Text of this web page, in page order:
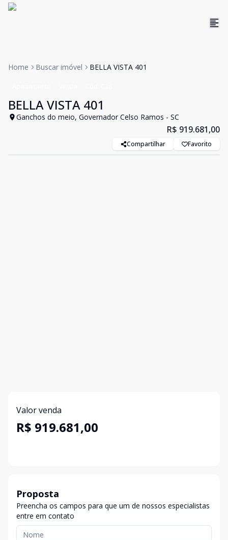
Home Buscar imóvel BELLA VISTA 401
BELLA VISTA 401
Ganchos do meio, Governador Celso Ramos - SC
R$ 919.681,00
Compartilhar Favorito
Valor venda
R$ 919.681,00
Proposta
Preencha os campos para que um de nossos especialistas
entre em contato